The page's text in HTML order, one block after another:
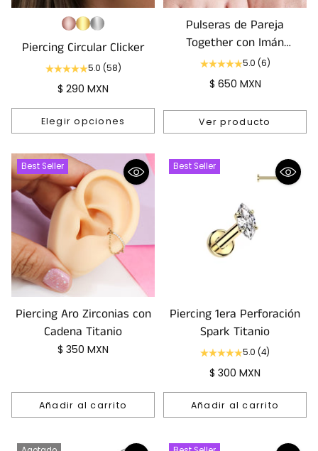
Piercing Circular Clicker
5.0 (58)
$ 290 MXN
Elegir opciones
Cantidad
Pulseras de Pareja
Together con Imán
Personalizada
5.0 (6)
$ 650 MXN
Ver producto
Best Seller
Piercing Aro Zirconias con
Cadena Titanio
$ 350 MXN
Añadir al carrito
Cantidad
Best Seller
Piercing 1era Perforación
Spark Titanio
5.0 (4)
$ 300 MXN
Añadir al carrito
Cantidad